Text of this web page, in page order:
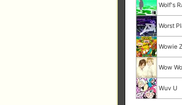
Wolf's
Worst
Wowie
Wow
Wuv U